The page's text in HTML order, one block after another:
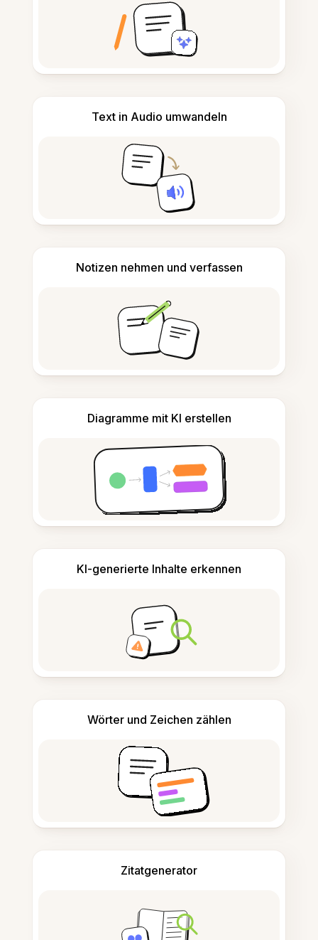
Text in Audio umwandeln
Notizen nehmen und verfassen
Diagramme mit KI erstellen
KI-generierte Inhalte erkennen
Wörter und Zeichen zählen
Zitatgenerator